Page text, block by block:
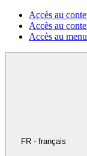
Accès au
Accès au
Accès au
FR - français